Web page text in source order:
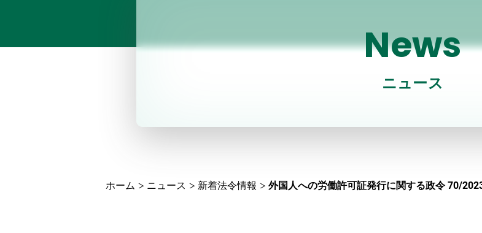
News
ニュース
ホーム ニュース 新着法令情報 外国人への労働許可証発行に関する政令 70/